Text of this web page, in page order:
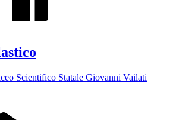
Scientifico Statale Giovanni Vailati